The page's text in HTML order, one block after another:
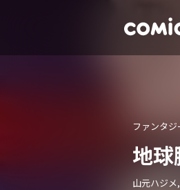
ファンタジ
地
山元ハジメ